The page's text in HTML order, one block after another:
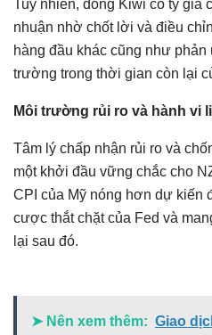
Tuy nhiên, đồng Kiwi có tỷ
nhuận nhờ chốt lời và điều
hàng đầu khác cũng như
trường trong thời gian còn lại
Môi trường rủi ro và hành vi
Tâm lý chấp nhận rủi ro và
một khởi đầu vững chắc cho
CPI của Mỹ nóng hơn dự kiến
cược thắt chặt của Fed và
lại sau đó.
➤ Nên xem thêm: Giao